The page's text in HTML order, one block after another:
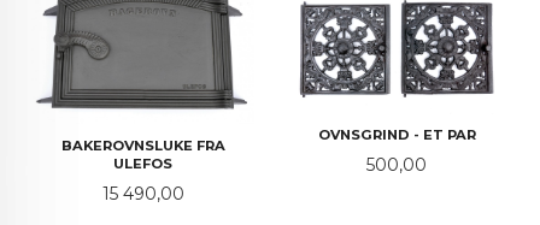
BAKEROVNSLUKE FRA
ULEFOS
Pris
15 490,00
OVNSGRIND - ET PAR
Pris
500,00